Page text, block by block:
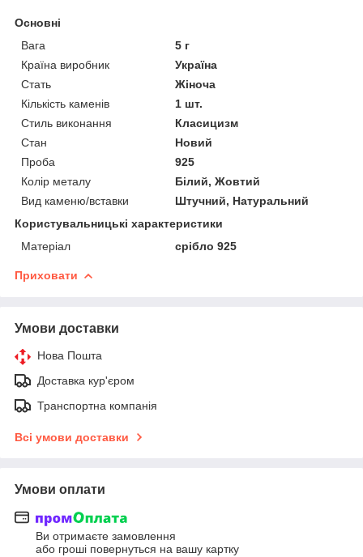
Основні
Вага
5 г
Країна виробник
Україна
Стать
Жіноча
Кількість каменів
1 шт.
Стиль виконання
Класицизм
Стан
Новий
Проба
925
Колір металу
Білий, Жовтий
Вид каменю/вставки
Штучний, Натуральний
Користувальницькі характеристики
Матеріал
срібло 925
Приховати
Умови доставки
Нова Пошта
Доставка кур'єром
Транспортна компанія
Всі умови доставки
Умови оплати
Ви отримаєте замовлення
або гроші повернуться на вашу картку